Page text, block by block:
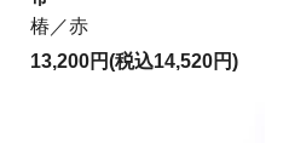
椿／赤
13,200円(税込14,520円)